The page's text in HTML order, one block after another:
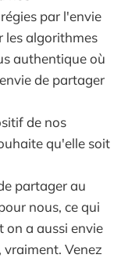
par l'envie
les algorithmes
authentique où
de partager
de nos
qu'elle soit
partager au
nous, ce qui
on a aussi envie
Venez